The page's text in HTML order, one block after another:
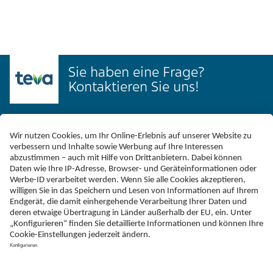
Sie haben eine Frage?
Kontaktieren Sie uns!
Schreiben Sie uns
Sie haben Nebenwirkungen entdeckt?
hier melden.
Telefax
+49 (0)731 402 - 78 32
Adresse